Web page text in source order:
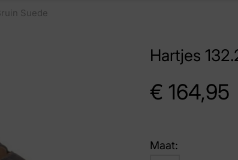
Suede
Hartjes
€ 164,95
Maat: